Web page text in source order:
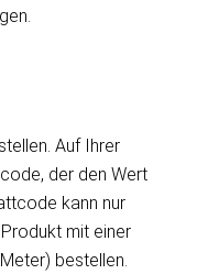
Auf Ihrer
der den Wert
kann nur
mit einer
bestellen.